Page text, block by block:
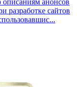
разработке сайтов